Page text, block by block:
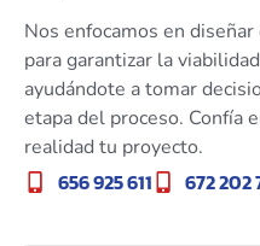
Nos enfocamos en
para garantizar la
ayudándote a tomar
etapa del proceso. Confía
realidad tu proyecto.
656 925 611 672 202